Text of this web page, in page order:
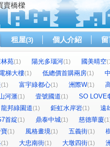
賣橋樑
租屋(3) 個人介紹
苑(1) 陽光多瑙河(1) 國美晴空
電梯大樓(1) 低總價首購兩房(1)
(1) 富宇綠都心(1) 洲際W(1)
河滙(1) 壹號國道(1)
SO LOVE
龍邦綠園道(1) 鉅虹水岸岩(1)
遠
首綻(1) 鼎泰中城(1) 慈德華廈
(1) 風格畫境(1) 五義街(1)
(1) 大忠南街(1) 大墩四街(1)